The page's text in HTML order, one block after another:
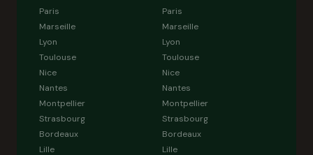
Paris
Marseille
Lyon
Toulouse
Nice
Nantes
Montpellier
Strasbourg
Bordeaux
Lille
Paris
Marseille
Lyon
Toulouse
Nice
Nantes
Montpellier
Strasbourg
Bordeaux
Lille